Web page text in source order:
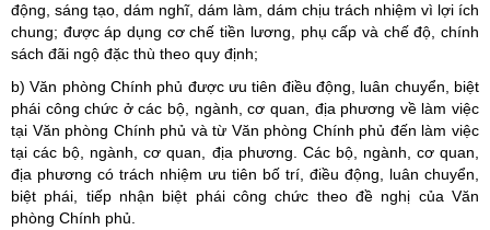
động, sáng tạo, dám nghĩ, dám làm, dám chịu trách nhiệm vì lợi ích
chung; được áp dụng cơ chế tiền lương, phụ cấp và chế độ, chính
sách đãi ngộ đặc thù theo quy định;
b) Văn phòng Chính phủ được ưu tiên điều động, luân chuyển, biệt
phái công chức ở các bộ, ngành, cơ quan, địa phương về làm việc
tại Văn phòng Chính phủ và từ Văn phòng Chính phủ đến làm việc
tại các bộ, ngành, cơ quan, địa phương. Các bộ, ngành, cơ quan,
địa phương có trách nhiệm ưu tiên bố trí, điều động, luân chuyển,
biệt phái, tiếp nhận biệt phái công chức theo đề nghị của Văn
phòng Chính phủ.